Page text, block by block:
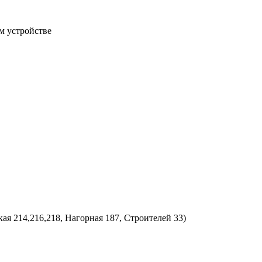
устройстве
214,216,218, Нагорная 187, Строителей 33)